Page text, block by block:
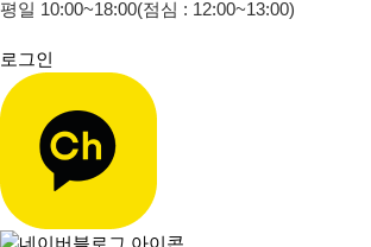
평일 10:00~18:00(점심 : 12:00~13:00)
로그인